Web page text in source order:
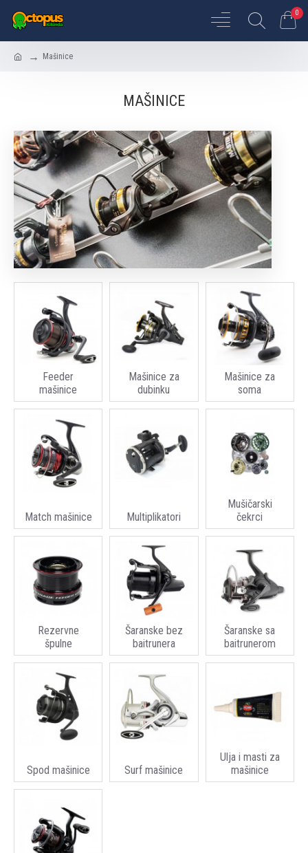
0
Mašinice
MAŠINICE
Feeder
mašinice
Mašinice za
dubinku
Mašinice za
soma
Match mašinice Multiplikatori
Mušičarski
čekrci
Rezervne
špulne
Šaranske bez
baitrunera
Šaranske sa
baitrunerom
Spod mašinice Surf mašinice
Ulja i masti za
mašinice